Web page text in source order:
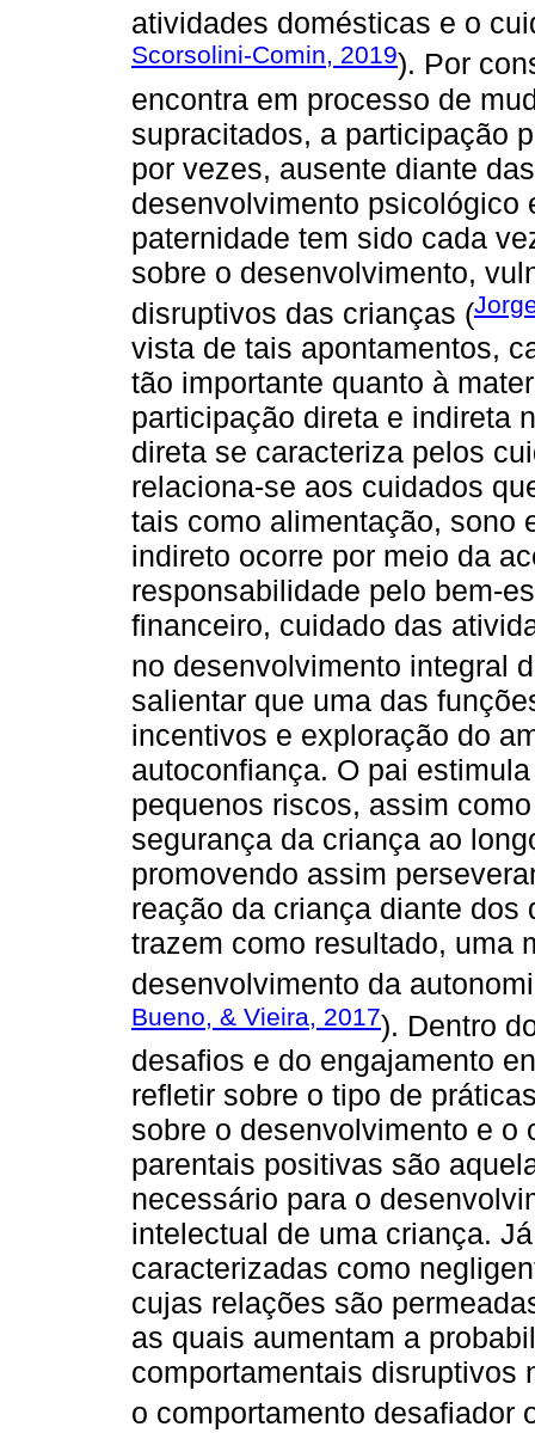
atividades domésticas e o
Scorsolini-Comin, 2019). Por
encontra em processo de
supracitados, a participação
por vezes, ausente diante
desenvolvimento psicológico
paternidade tem sido cada
sobre o desenvolvimento,
disruptivos das crianças (
vista de tais apontamentos,
tão importante quanto à
participação direta e indireta
direta se caracteriza pelos
relaciona-se aos cuidados
tais como alimentação, sono
indireto ocorre por meio da
responsabilidade pelo bem-
financeiro, cuidado das
no desenvolvimento integral
salientar que uma das
incentivos e exploração do
autoconfiança. O pai
pequenos riscos, assim
segurança da criança ao
promovendo assim
reação da criança diante
trazem como resultado, uma
desenvolvimento da
Bueno, & Vieira, 2017). Dentro
desafios e do engajamento
refletir sobre o tipo de
sobre o desenvolvimento e o
parentais positivas são
necessário para o
intelectual de uma criança.
caracterizadas como
cujas relações são
as quais aumentam a
comportamentais disruptivos
o comportamento desafiador